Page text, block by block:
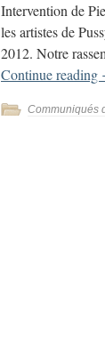
Intervention de
les artistes de
2012. Notre
Continue reading
Communiqués